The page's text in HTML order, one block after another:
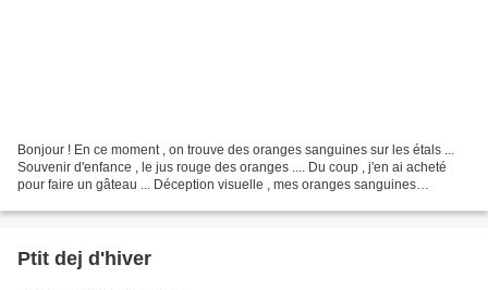
Bonjour ! En ce moment , on trouve des oranges sanguines sur les étals ...
Souvenir d'enfance , le jus rouge des oranges .... Du coup , j'en ai acheté
pour faire un gâteau ... Déception visuelle , mes oranges sanguines
Ptit dej d'hiver